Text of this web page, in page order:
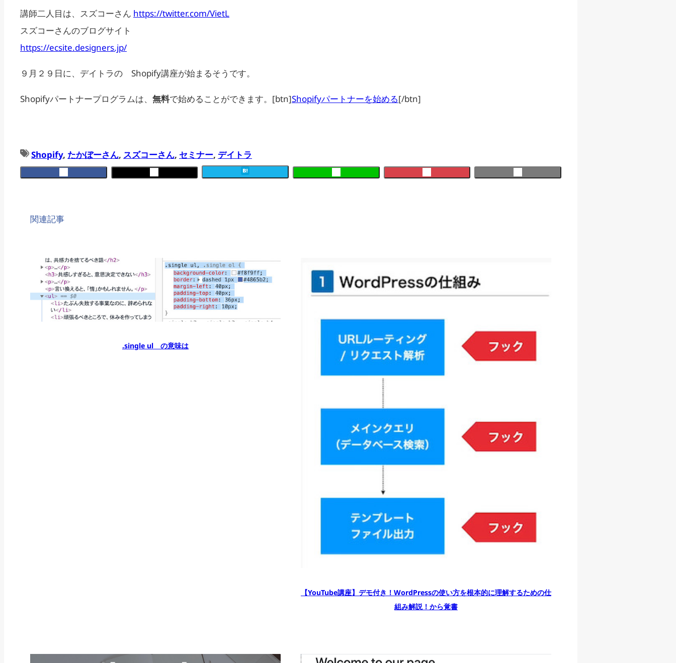
講師二人目は、スズコーさん https://twitter.com/VietL
スズコーさんのブログサイト
https://ecsite.designers.jp/
９月２９日に、デイトラの Shopify講座が始まるそうです。
Shopifyパートナープログラムは、 無料で始めることができます。[btn]Shopifyパートナーを始める[/btn]
Shopify, たかぼーさん, スズコーさん, セミナー, デイトラ
関連記事
.single ul の意味は
【YouTube講座】デモ付き！WordPressの使い方を根本的に理解するための仕
組み解説！から覚書